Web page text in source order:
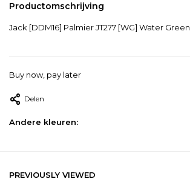
Productomschrijving
Jack [DDM16] Palmier JT277 [WG] Water Green
Buy now, pay later
Delen
Andere kleuren:
PREVIOUSLY VIEWED